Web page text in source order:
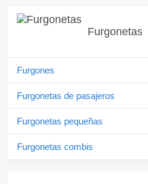
Furgonetas
Furgones
Furgonetas de pasajeros
Furgonetas pequeñas
Furgonetas combis